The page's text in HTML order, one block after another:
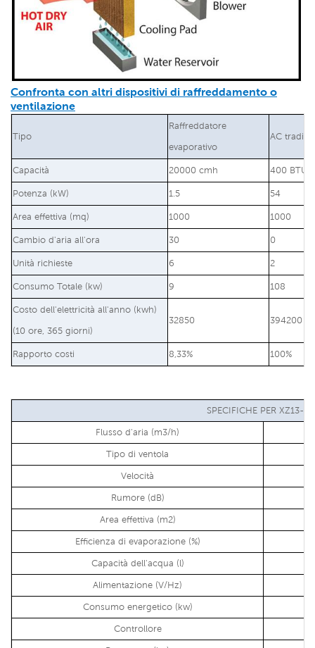
Confronta con altri dispositivi di raffreddamento o
ventilazione
Tipo
Raffreddatore
evaporativo
AC
Capacità 20000 cmh 400 BTU/
Potenza (kW) 1.5 54
Area effettiva (mq) 1000 1000
Cambio d'aria all'ora 30 0
Unità richieste 6 2
Consumo Totale (kw) 9 108
Costo dell'elettricità all'anno (kwh)
(10 ore, 365 giorni)
32850 394200
Rapporto costi 8,33% 100%
SPECIFICHE PER XZ13-
Flusso d'aria (m3/h)
Tipo di ventola
Velocità
Rumore (dB)
Area effettiva (m2)
Efficienza di evaporazione (%)
Capacità dell'acqua (l)
Alimentazione (V/Hz)
Consumo energetico (kw)
Controllore